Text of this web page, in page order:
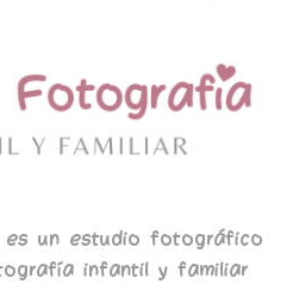
un estudio fotográfico
infantil y familiar